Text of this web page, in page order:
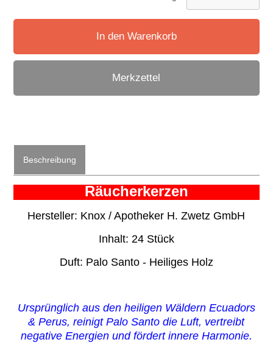
In den Warenkorb
Merkzettel
Beschreibung
Räucherkerzen
Hersteller: Knox / Apotheker H. Zwetz GmbH
Inhalt: 24 Stück
Duft: Palo Santo - Heiliges Holz
Ursprünglich aus den heiligen Wäldern Ecuadors
& Perus, reinigt Palo Santo die Luft, vertreibt
negative Energien und fördert innere Harmonie.